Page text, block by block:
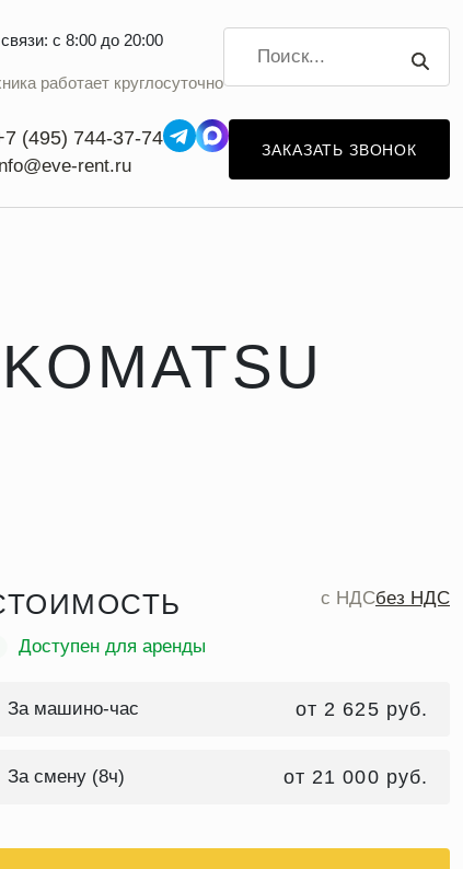
с 8:00 до 20:00
работает круглосуточно
(495) 744-37-74
rent.ru
ЗАКАЗАТЬ ЗВОНОК
c НДСбез НДС
Доступен для аренды
За машино-час от 2 625 руб.
За смену (8ч) от 21 000 руб.